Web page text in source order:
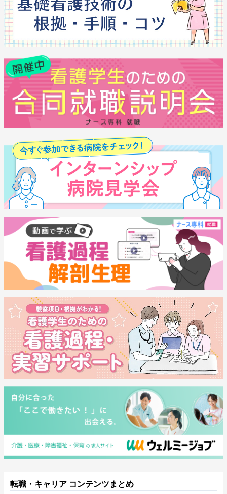
転職・キャリア コンテンツまとめ